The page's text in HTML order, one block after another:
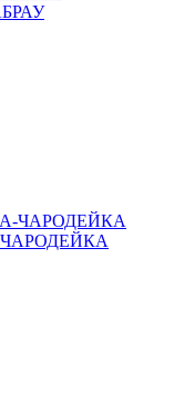
ЧАРОДЕЙКА